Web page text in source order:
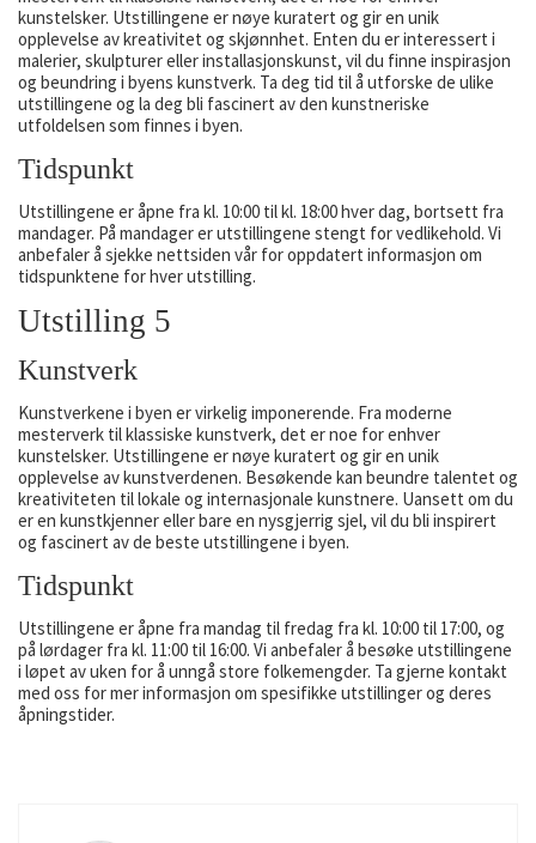
kunstelsker. Utstillingene er nøye kuratert og gir en unik
opplevelse av kreativitet og skjønnhet. Enten du er interessert i
malerier, skulpturer eller installasjonskunst, vil du finne inspirasjon
og beundring i byens kunstverk. Ta deg tid til å utforske de ulike
utstillingene og la deg bli fascinert av den kunstneriske
utfoldelsen som finnes i byen.
Tidspunkt
Utstillingene er åpne fra kl. 10:00 til kl. 18:00 hver dag, bortsett fra
mandager. På mandager er utstillingene stengt for vedlikehold. Vi
anbefaler å sjekke nettsiden vår for oppdatert informasjon om
tidspunktene for hver utstilling.
Utstilling 5
Kunstverk
Kunstverkene i byen er virkelig imponerende. Fra moderne
mesterverk til klassiske kunstverk, det er noe for enhver
kunstelsker. Utstillingene er nøye kuratert og gir en unik
opplevelse av kunstverdenen. Besøkende kan beundre talentet og
kreativiteten til lokale og internasjonale kunstnere. Uansett om du
er en kunstkjenner eller bare en nysgjerrig sjel, vil du bli inspirert
og fascinert av de beste utstillingene i byen.
Tidspunkt
Utstillingene er åpne fra mandag til fredag fra kl. 10:00 til 17:00, og
på lørdager fra kl. 11:00 til 16:00. Vi anbefaler å besøke utstillingene
i løpet av uken for å unngå store folkemengder. Ta gjerne kontakt
med oss for mer informasjon om spesifikke utstillinger og deres
åpningstider.